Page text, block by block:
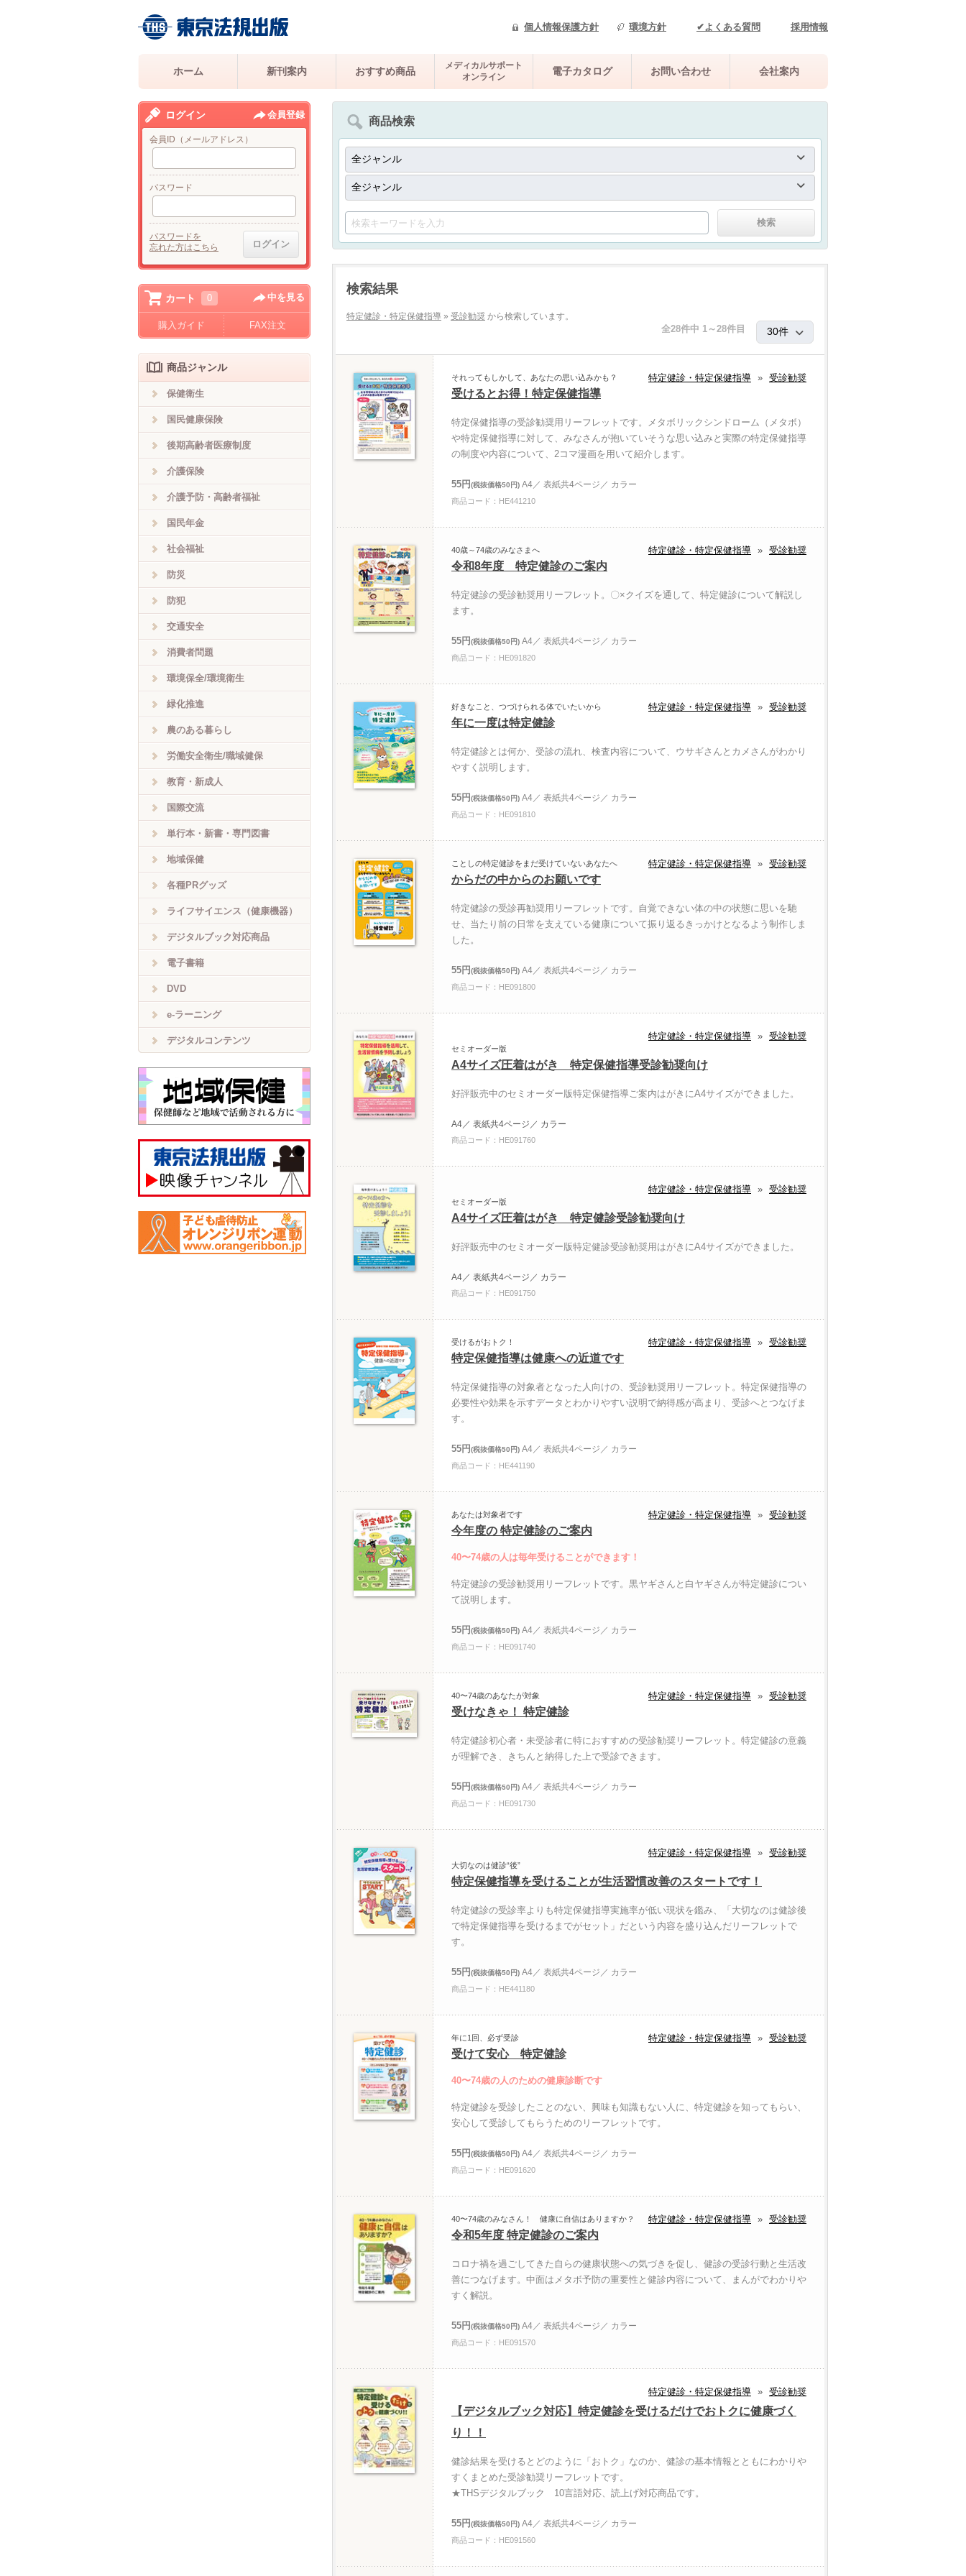
個人情報保護方針 環境方針 ✔よくある質問 採用情報
ホーム 新刊案内 おすすめ商品
メディカルサポート
オンライン
電子カタログ お問い合わせ 会社案内
商品検索
検索結果
特定健診・特定保健指導 » 受診勧奨 から検索しています。
全28件中 1～28件目
特定健診・特定保健指導 » 受診勧奨
それってもしかして、あなたの思い込みかも？
受けるとお得！特定保健指導
特定保健指導の受診勧奨用リーフレットです。メタボリックシンドローム（メタボ）
や特定保健指導に対して、みなさんが抱いていそうな思い込みと実際の特定保健指導
の制度や内容について、2コマ漫画を用いて紹介します。
55円(税抜価格50円) A4／ 表紙共4ページ／ カラー
商品コード：HE441210
特定健診・特定保健指導 » 受診勧奨
40歳～74歳のみなさまへ
令和8年度 特定健診のご案内
特定健診の受診勧奨用リーフレット。〇×クイズを通して、特定健診について解説し
ます。
55円(税抜価格50円) A4／ 表紙共4ページ／ カラー
商品コード：HE091820
特定健診・特定保健指導 » 受診勧奨
好きなこと、つづけられる体でいたいから
年に一度は特定健診
特定健診とは何か、受診の流れ、検査内容について、ウサギさんとカメさんがわかり
やすく説明します。
55円(税抜価格50円) A4／ 表紙共4ページ／ カラー
商品コード：HE091810
特定健診・特定保健指導 » 受診勧奨
ことしの特定健診をまだ受けていないあなたへ
からだの中からのお願いです
特定健診の受診再勧奨用リーフレットです。自覚できない体の中の状態に思いを馳
せ、当たり前の日常を支えている健康について振り返るきっかけとなるよう制作しま
した。
55円(税抜価格50円) A4／ 表紙共4ページ／ カラー
商品コード：HE091800
特定健診・特定保健指導 » 受診勧奨
セミオーダー版
A4サイズ圧着はがき 特定保健指導受診勧奨向け
好評販売中のセミオーダー版特定保健指導ご案内はがきにA4サイズができました。
A4／ 表紙共4ページ／ カラー
商品コード：HE091760
特定健診・特定保健指導 » 受診勧奨
セミオーダー版
A4サイズ圧着はがき 特定健診受診勧奨向け
好評販売中のセミオーダー版特定健診受診勧奨用はがきにA4サイズができました。
A4／ 表紙共4ページ／ カラー
商品コード：HE091750
特定健診・特定保健指導 » 受診勧奨
受けるがおトク！
特定保健指導は健康への近道です
特定保健指導の対象者となった人向けの、受診勧奨用リーフレット。特定保健指導の
必要性や効果を示すデータとわかりやすい説明で納得感が高まり、受診へとつなげま
す。
55円(税抜価格50円) A4／ 表紙共4ページ／ カラー
商品コード：HE441190
特定健診・特定保健指導 » 受診勧奨
あなたは対象者です
今年度の 特定健診のご案内
40〜74歳の人は毎年受けることができます！
特定健診の受診勧奨用リーフレットです。黒ヤギさんと白ヤギさんが特定健診につい
て説明します。
55円(税抜価格50円) A4／ 表紙共4ページ／ カラー
商品コード：HE091740
特定健診・特定保健指導 » 受診勧奨
40〜74歳のあなたが対象
受けなきゃ！ 特定健診
特定健診初心者・未受診者に特におすすめの受診勧奨リーフレット。特定健診の意義
が理解でき、きちんと納得した上で受診できます。
55円(税抜価格50円) A4／ 表紙共4ページ／ カラー
商品コード：HE091730
特定健診・特定保健指導 » 受診勧奨
大切なのは健診“後”
特定保健指導を受けることが生活習慣改善のスタートです！
特定健診の受診率よりも特定保健指導実施率が低い現状を鑑み、「大切なのは健診後
で特定保健指導を受けるまでがセット」だという内容を盛り込んだリーフレットで
す。
55円(税抜価格50円) A4／ 表紙共4ページ／ カラー
商品コード：HE441180
特定健診・特定保健指導 » 受診勧奨
年に1回、必ず受診
受けて安心 特定健診
40〜74歳の人のための健康診断です
特定健診を受診したことのない、興味も知識もない人に、特定健診を知ってもらい、
安心して受診してもらうためのリーフレットです。
55円(税抜価格50円) A4／ 表紙共4ページ／ カラー
商品コード：HE091620
特定健診・特定保健指導 » 受診勧奨
40〜74歳のみなさん！ 健康に自信はありますか？
令和5年度 特定健診のご案内
コロナ禍を過ごしてきた自らの健康状態への気づきを促し、健診の受診行動と生活改
善につなげます。中面はメタボ予防の重要性と健診内容について、まんがでわかりや
すく解説。
55円(税抜価格50円) A4／ 表紙共4ページ／ カラー
商品コード：HE091570
特定健診・特定保健指導 » 受診勧奨
【デジタルブック対応】特定健診を受けるだけでおトクに健康づく
り！！
健診結果を受けるとどのように「おトク」なのか、健診の基本情報とともにわかりや
すくまとめた受診勧奨リーフレットです。
★THSデジタルブック 10言語対応、読上げ対応商品です。
55円(税抜価格50円) A4／ 表紙共4ページ／ カラー
商品コード：HE091560
ログイン 会員登録
会員ID（メールアドレス）
パスワード
パスワードを
忘れた方はこちら
カート 0 中を見る
購入ガイド FAX注文
商品ジャンル
保健衛生
国民健康保険
後期高齢者医療制度
介護保険
介護予防・高齢者福祉
国民年金
社会福祉
防災
防犯
交通安全
消費者問題
環境保全/環境衛生
緑化推進
農のある暮らし
労働安全衛生/職域健保
教育・新成人
国際交流
単行本・新書・専門図書
地域保健
各種PRグッズ
ライフサイエンス（健康機器）
デジタルブック対応商品
電子書籍
DVD
e-ラーニング
デジタルコンテンツ